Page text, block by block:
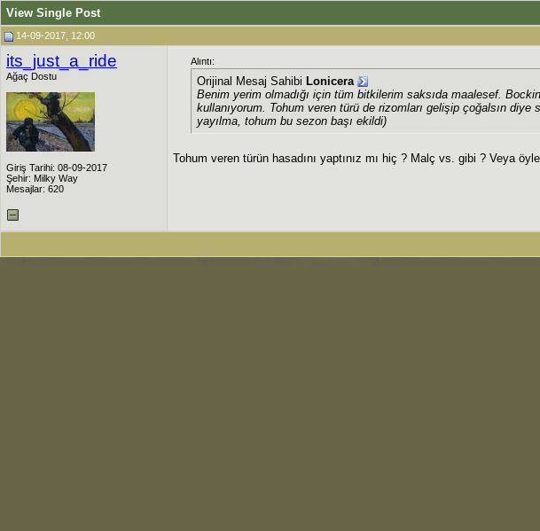
View Single Post
14-09-2017, 12:00
its_just_a_ride
Ağaç Dostu
Giriş Tarihi: 08-09-2017
Şehir: Milky Way
Mesajlar: 620
Alıntı:
Orijinal Mesaj Sahibi Lonicera
Benim yerim olmadığı için tüm bitkilerim saksıda maalesef.
kullanıyorum. Tohum veren türü de rizomları gelişip çoğalsın
yayılma, tohum bu sezon başı ekildi)
Tohum veren türün hasadını yaptınız mı hiç ? Malç vs. gibi ? Veya